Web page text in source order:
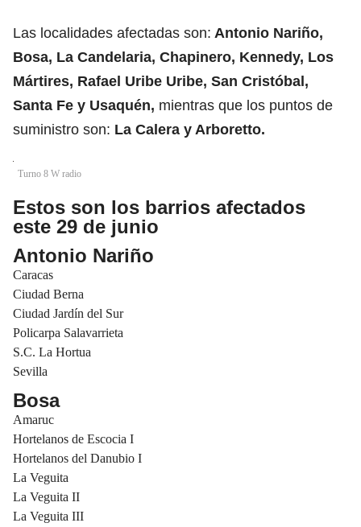
Las localidades afectadas son: Antonio Nariño,
Bosa, La Candelaria, Chapinero, Kennedy, Los
Mártires, Rafael Uribe Uribe, San Cristóbal,
Santa Fe y Usaquén, mientras que los puntos de
suministro son: La Calera y Arboretto.
Turno 8 W radio
Estos son los barrios afectados
este 29 de junio
Antonio Nariño
Caracas
Ciudad Berna
Ciudad Jardín del Sur
Policarpa Salavarrieta
S.C. La Hortua
Sevilla
Bosa
Amaruc
Hortelanos de Escocia I
Hortelanos del Danubio I
La Veguita
La Veguita II
La Veguita III